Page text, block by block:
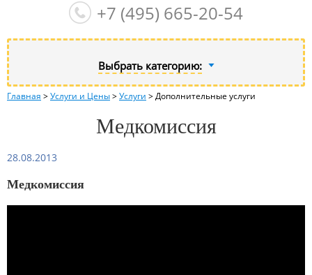
+7 (495) 665-20-54
Выбрать категорию:
Главная >Услуги и Цены>Услуги >Дополнительные услуги
Медкомиссия
28.08.2013
Медкомиссия